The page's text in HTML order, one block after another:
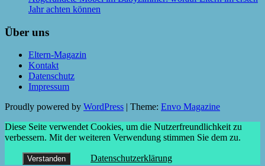
Jahr achten können
Über uns
Eltern-Magazin
Kontakt
Datenschutz
Impressum
Proudly powered by WordPress Theme: Envo Magazine
Diese Seite verwendet Cookies, um die Nutzerfreundlichkeit zu
verbessern. Mit der weiteren Verwendung stimmen Sie dem zu.
Verstanden Datenschutzerklärung